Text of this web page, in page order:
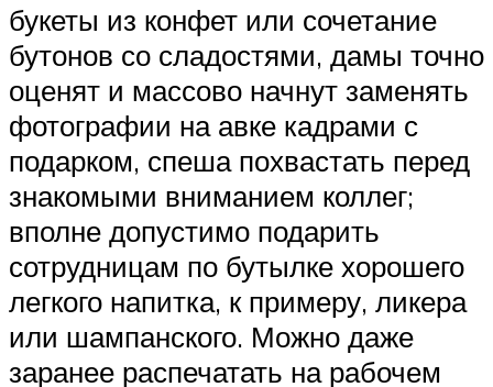
букеты из конфет или сочетание
бутонов со сладостями, дамы точно
оценят и массово начнут заменять
фотографии на авке кадрами с
подарком, спеша похвастать перед
знакомыми вниманием коллег;
вполне допустимо подарить
сотрудницам по бутылке хорошего
легкого напитка, к примеру, ликера
или шампанского. Можно даже
заранее распечатать на рабочем